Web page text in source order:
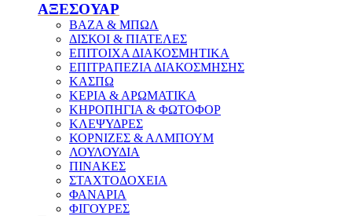
ΑΞΕΣΟΥΑΡ
ΒΑΖΑ & ΜΠΩΛ
ΔΙΣΚΟΙ & ΠΙΑΤΕΛΕΣ
ΕΠΙΤΟΙΧΑ ΔΙΑΚΟΣΜΗΤΙΚΑ
ΕΠΙΤΡΑΠΕΖΙΑ ΔΙΑΚΟΣΜΗΣΗΣ
ΚΑΣΠΩ
ΚΕΡΙΑ & ΑΡΩΜΑΤΙΚΑ
ΚΗΡΟΠΗΓΙΑ & ΦΩΤΟΦΟΡ
ΚΛΕΨΥΔΡΕΣ
ΚΟΡΝΙΖΕΣ & ΑΛΜΠΟΥΜ
ΛΟΥΛΟΥΔΙΑ
ΠΙΝΑΚΕΣ
ΣΤΑΧΤΟΔΟΧΕΙΑ
ΦΑΝΑΡΙΑ
ΦΙΓΟΥΡΕΣ